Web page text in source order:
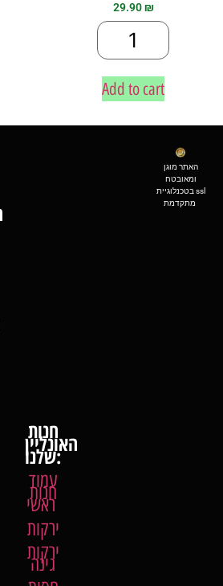
29.90₪
Add to cart
חנות
האונליין
שלנו:
עמוד
חנות
ראשי
ירקות
ירקות
גינה
האתר מוגן
ומאובטח
בטכנלוגיית ssl